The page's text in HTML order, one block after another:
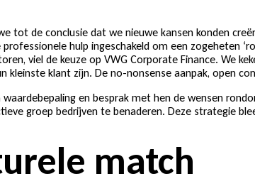
tot de conclusie dat we nieuwe kansen konden
professionele hulp ingeschakeld om een zogeheten
viel de keuze op VWG Corporate Finance. We
kleinste klant zijn. De no-nonsense aanpak, open
en besprak met hen de wensen
groep bedrijven te benaderen. Deze strategie
match